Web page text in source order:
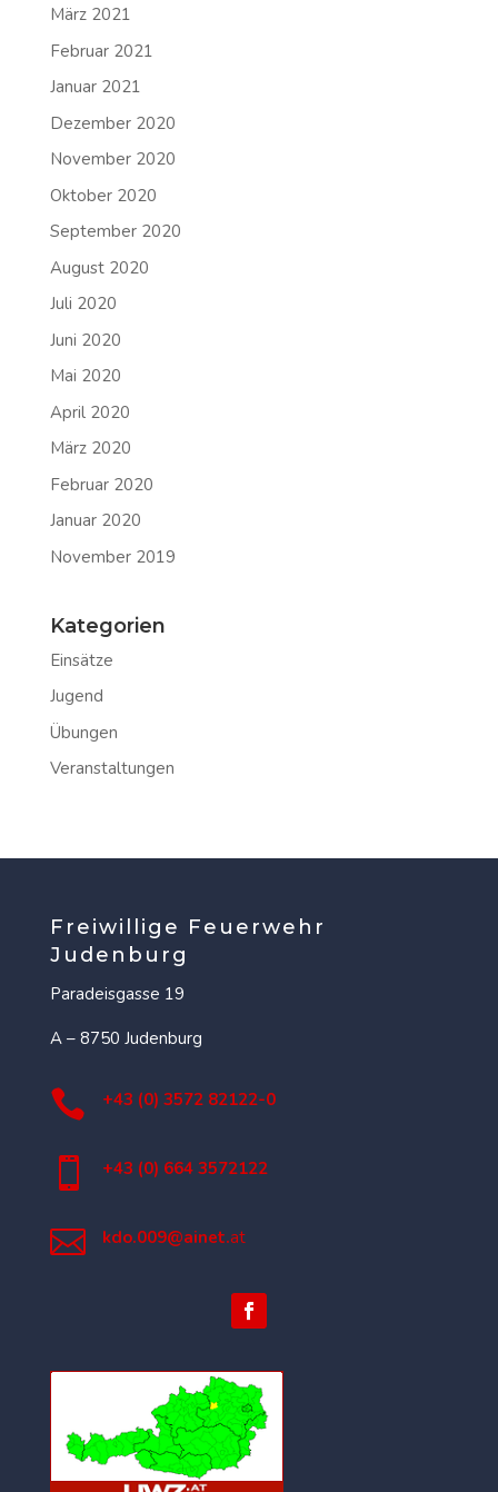
März 2021
Februar 2021
Januar 2021
Dezember 2020
November 2020
Oktober 2020
September 2020
August 2020
Juli 2020
Juni 2020
Mai 2020
April 2020
März 2020
Februar 2020
Januar 2020
November 2019
Kategorien
Einsätze
Jugend
Übungen
Veranstaltungen
Freiwillige Feuerwehr
Judenburg
Paradeisgasse 19
A – 8750 Judenburg
 +43 (0) 3572 82122-0
 +43 (0) 664 3572122
 kdo.009@ainet.at